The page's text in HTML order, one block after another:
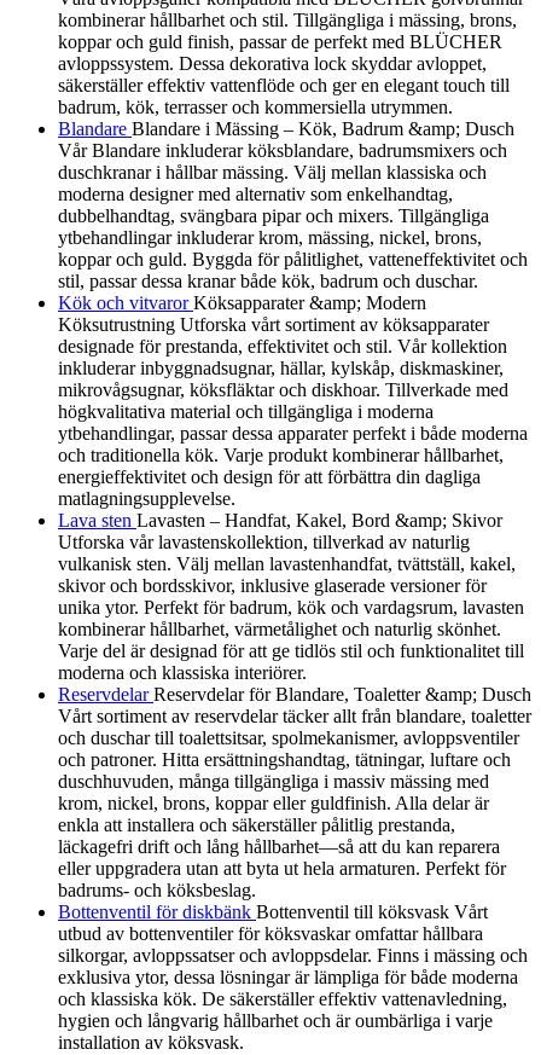
kombinerar hållbarhet och stil. Tillgängliga i mässing, brons,
koppar och guld finish, passar de perfekt med BLÜCHER
avloppssystem. Dessa dekorativa lock skyddar avloppet,
säkerställer effektiv vattenflöde och ger en elegant touch till
badrum, kök, terrasser och kommersiella utrymmen.
Blandare Blandare i Mässing – Kök, Badrum &amp; Dusch
Vår Blandare inkluderar köksblandare, badrumsmixers och
duschkranar i hållbar mässing. Välj mellan klassiska och
moderna designer med alternativ som enkelhandtag,
dubbelhandtag, svängbara pipar och mixers. Tillgängliga
ytbehandlingar inkluderar krom, mässing, nickel, brons,
koppar och guld. Byggda för pålitlighet, vatteneffektivitet och
stil, passar dessa kranar både kök, badrum och duschar.
Kök och vitvarorKöksapparater &amp; Modern
Köksutrustning Utforska vårt sortiment av köksapparater
designade för prestanda, effektivitet och stil. Vår kollektion
inkluderar inbyggnadsugnar, hällar, kylskåp, diskmaskiner,
mikrovågsugnar, köksfläktar och diskhoar. Tillverkade med
högkvalitativa material och tillgängliga i moderna
ytbehandlingar, passar dessa apparater perfekt i både moderna
och traditionella kök. Varje produkt kombinerar hållbarhet,
energieffektivitet och design för att förbättra din dagliga
matlagningsupplevelse.
Lava sten Lavasten – Handfat, Kakel, Bord &amp; Skivor
Utforska vår lavastenskollektion, tillverkad av naturlig
vulkanisk sten. Välj mellan lavastenhandfat, tvättställ, kakel,
skivor och bordsskivor, inklusive glaserade versioner för
unika ytor. Perfekt för badrum, kök och vardagsrum, lavasten
kombinerar hållbarhet, värmetålighet och naturlig skönhet.
Varje del är designad för att ge tidlös stil och funktionalitet till
moderna och klassiska interiörer.
ReservdelarReservdelar för Blandare, Toaletter &amp; Dusch
Vårt sortiment av reservdelar täcker allt från blandare, toaletter
och duschar till toalettsitsar, spolmekanismer, avloppsventiler
och patroner. Hitta ersättningshandtag, tätningar, luftare och
duschhuvuden, många tillgängliga i massiv mässing med
krom, nickel, brons, koppar eller guldfinish. Alla delar är
enkla att installera och säkerställer pålitlig prestanda,
läckagefri drift och lång hållbarhet—så att du kan reparera
eller uppgradera utan att byta ut hela armaturen. Perfekt för
badrums- och köksbeslag.
Bottenventil för diskbänk Bottenventil till köksvask Vårt
utbud av bottenventiler för köksvaskar omfattar hållbara
silkorgar, avloppssatser och avloppsdelar. Finns i mässing och
exklusiva ytor, dessa lösningar är lämpliga för både moderna
och klassiska kök. De säkerställer effektiv vattenavledning,
hygien och långvarig hållbarhet och är oumbärliga i varje
installation av köksvask.